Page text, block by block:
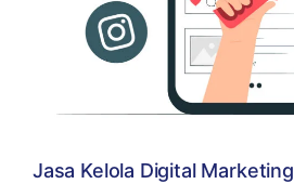
Jasa Kelola Digital Marketing